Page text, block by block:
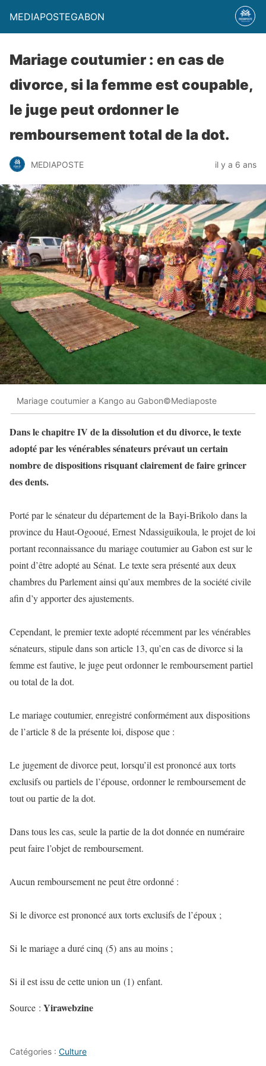
MEDIAPOSTEGABON
Mariage coutumier : en cas de
divorce, si la femme est coupable,
le juge peut ordonner le
remboursement total de la dot.
MEDIAPOSTE il y a 6 ans
Mariage coutumier a Kango au Gabon©Mediaposte
Dans le chapitre IV de la dissolution et du divorce, le texte
adopté par les vénérables sénateurs prévaut un certain
nombre de dispositions risquant clairement de faire grincer
des dents.
Porté par le sénateur du département de la Bayi-Brikolo dans la
province du Haut-Ogooué, Ernest Ndassiguikoula, le projet de loi
portant reconnaissance du mariage coutumier au Gabon est sur le
point d’être adopté au Sénat. Le texte sera présenté aux deux
chambres du Parlement ainsi qu’aux membres de la société civile
afin d’y apporter des ajustements.
Cependant, le premier texte adopté récemment par les vénérables
sénateurs, stipule dans son article 13, qu’en cas de divorce si la
femme est fautive, le juge peut ordonner le remboursement partiel
ou total de la dot.
Le mariage coutumier, enregistré conformément aux dispositions
de l’article 8 de la présente loi, dispose que :
Le jugement de divorce peut, lorsqu’il est prononcé aux torts
exclusifs ou partiels de l’épouse, ordonner le remboursement de
tout ou partie de la dot.
Dans tous les cas, seule la partie de la dot donnée en numéraire
peut faire l’objet de remboursement.
Aucun remboursement ne peut être ordonné :
Si le divorce est prononcé aux torts exclusifs de l’époux ;
Si le mariage a duré cinq (5) ans au moins ;
Si il est issu de cette union un (1) enfant.
Source : Yirawebzine
Catégories : Culture